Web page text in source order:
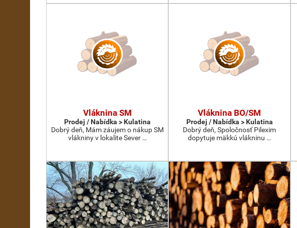
Vláknina SM
Prodej / Nabídka > Kulatina
Dobrý deň, Mám záujem o nákup SM
vlákniny v lokalite Sever …
Vláknina BO/SM
Prodej / Nabídka > Kulatina
Dobrý deň, Spoločnosť Pilexim
dopytuje mäkkú vlákninu …